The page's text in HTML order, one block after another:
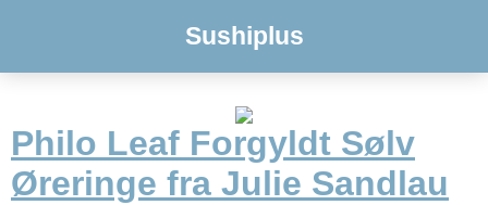
Sushiplus
Philo Leaf Forgyldt Sølv
Øreringe fra Julie Sandlau